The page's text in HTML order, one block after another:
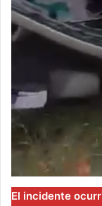
El incidente